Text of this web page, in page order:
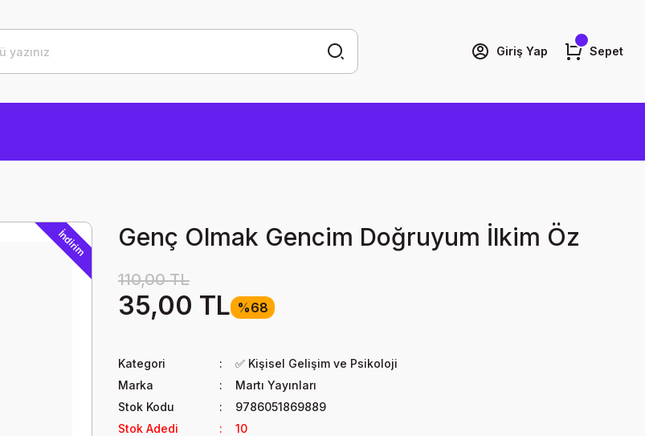
Giriş Yap Sepet
İndirim Genç Olmak Gencim Doğruyum İlkim Öz
110,00 TL
35,00 TL %68
Kategori
✅ Kişisel Gelişim ve Psikoloji
Marka
Martı Yayınları
Stok Kodu
9786051869889
Stok Adedi
10